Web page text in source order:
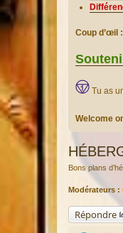
Coup d’œil :
Tu as
Welcome
Bons plans
Modérateurs :
Répondre